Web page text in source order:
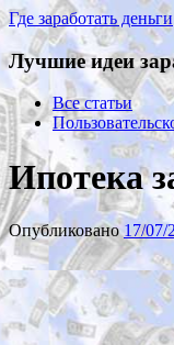
Где заработать деньги
Лучшие идеи
Все статьи
Ипотека
Опубликовано17/07/